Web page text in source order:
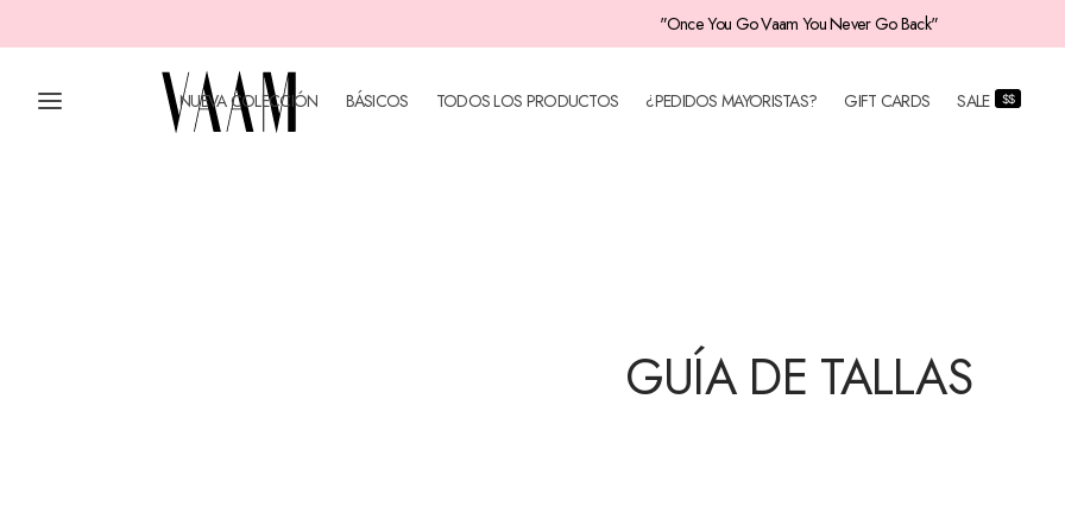
NUEVA COLECCIÓN BÁSICOS TODOS LOS PRODUCTOS ¿PEDIDOS MAYORISTAS? GIFT CARDS SALE $$
GUÍA DE TALLAS